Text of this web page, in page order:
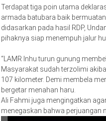
Terdapat tiga poin utama
armada batubara baik
didasarkan pada hasil RDP,
pihaknya siap menempuh jalur
“LAMR Inhu turun gunung
Masyarakat sudah terzolimi
107 kilometer. Demi membela
bergetar menahan haru.
Ali Fahmi juga mengingatkan
menegaskan bahwa perjuangan